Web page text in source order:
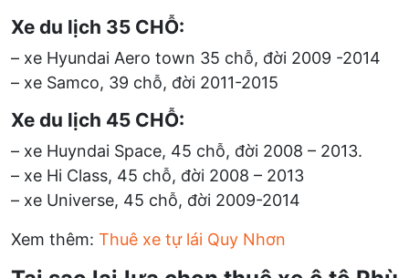
Xe du lịch 35 CHỖ:
– xe Hyundai Aero town 35 chỗ, đời 2009 -2014
– xe Samco, 39 chỗ, đời 2011-2015
Xe du lịch 45 CHỖ:
– xe Huyndai Space, 45 chỗ, đời 2008 – 2013.
– xe Hi Class, 45 chỗ, đời 2008 – 2013
– xe Universe, 45 chỗ, đời 2009-2014
Xem thêm: Thuê xe tự lái Quy Nhơn